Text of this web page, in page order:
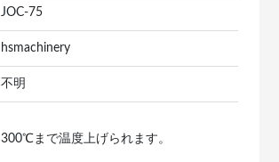
JOC-75
hsmachinery
不明
300℃まで温度上げられます。